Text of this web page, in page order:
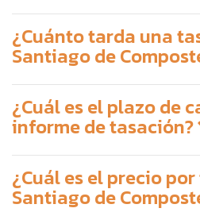
¿Cuánto tarda una
Santiago de
¿Cuál es el plazo de
informe de tasación?
¿Cuál es el precio
Santiago de